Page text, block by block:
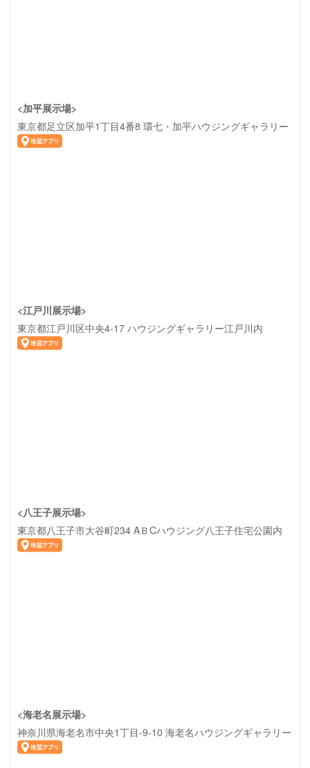
<加平展示場>
東京都足立区加平1丁目4番8 環七・加平ハウジングギャラリー
<江戸川展示場>
東京都江戸川区中央4-17 ハウジングギャラリー江戸川内
<八王子展示場>
東京都八王子市大谷町234 AＢCハウジング八王子住宅公園内
<海老名展示場>
神奈川県海老名市中央1丁目-9-10 海老名ハウジングギャラリー